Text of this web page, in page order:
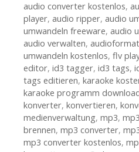
audio converter kostenlos,
player, audio ripper, audio
umwandeln freeware, audio
audio verwalten,
umwandeln kostenlos, flv
editor, id3 tagger, id3 tags,
tags editieren, karaoke
karaoke programm
konverter, konvertieren,
medienverwaltung, mp3,
brennen, mp3 converter,
mp3 converter kostenlos,